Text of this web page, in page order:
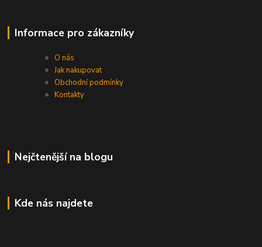
Informace pro zákazníky
O nás
Jak nakupovat
Obchodní podmínky
Kontakty
Nejčtenější na blogu
Kde nás najdete